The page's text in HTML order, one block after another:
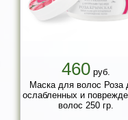
460руб.
Маска для волос Роза
ослабленных и
волос 250 гр.